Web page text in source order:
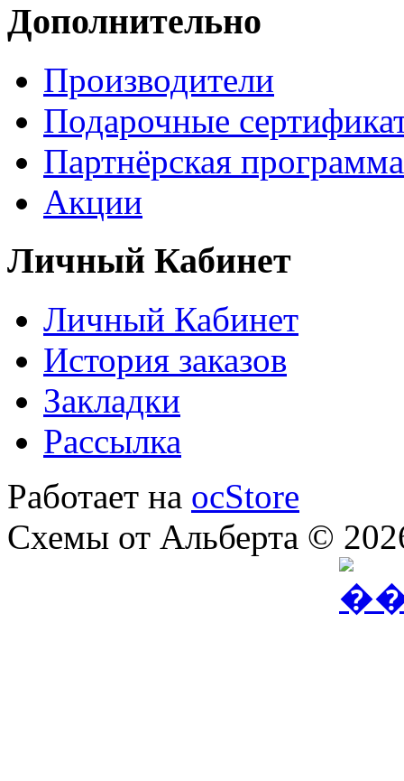
Дополнительно
Производители
Подарочные
Партнёрская программа
Акции
Личный Кабинет
Личный Кабинет
История заказов
Закладки
Рассылка
Работает на ocStore
Схемы от Альберта ©